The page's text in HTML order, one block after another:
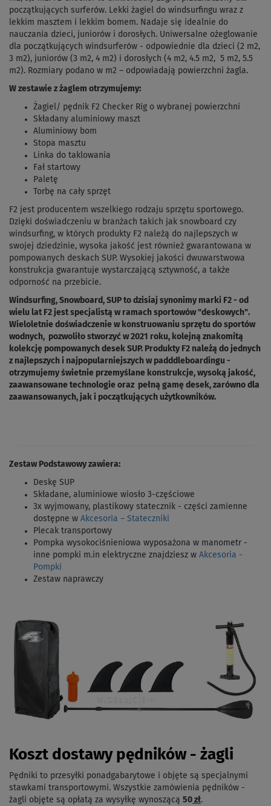
początkujących surferów. Lekki żagiel do windsurfingu wraz z
lekkim masztem i lekkim bomem. Nadaje się idealnie do
nauczania dzieci, juniorów i dorosłych. Uniwersalne ożeglowanie
dla początkujących windsurferów - odpowiednie dla dzieci (2 m2,
3 m2), juniorów (3 m2, 4 m2) i dorosłych (4 m2, 4.5 m2, 5 m2, 5.5
m2). Rozmiary podano w m2 – odpowiadają powierzchni żagla.
W zestawie z żaglem otrzymujemy:
Żagiel/ pędnik F2 Checker Rig o wybranej powierzchni
Składany aluminiowy maszt
Aluminiowy bom
Stopa masztu
Linka do taklowania
Fał startowy
Paletę
Torbę na cały sprzęt
F2 jest producentem wszelkiego rodzaju sprzętu sportowego.
Dzięki doświadczeniu w branżach takich jak snowboard czy
windsurfing, w których produkty F2 należą do najlepszych w
swojej dziedzinie, wysoka jakość jest również gwarantowana w
pompowanych deskach SUP. Wysokiej jakości dwuwarstwowa
konstrukcja gwarantuje wystarczającą sztywność, a także
odporność na przebicie.
Windsurfing, Snowboard, SUP to dzisiaj synonimy marki F2 - od
wielu lat F2 jest specjalistą w ramach sportowów "deskowych".
Wieloletnie doświadczenie w konstruowaniu sprzętu do sportów
wodnych, pozwoliło stworzyć w 2021 roku, kolejną znakomitą
kolekcję pompowanych desek SUP. Produkty F2 należą do jednych
z najlepszych i najpopularniejszych w padddleboardingu -
otrzymujemy świetnie przemyślane konstrukcje, wysoką jakość,
zaawansowane technologie oraz pełną gamę desek, zarówno dla
zaawansowanych, jak i początkujących użytkowników.
Zestaw Podstawowy zawiera:
Deskę SUP
Składane, aluminiowe wiosło 3-częściowe
3x wyjmowany, plastikowy statecznik - części zamienne
dostępne w Akcesoria – Stateczniki
Plecak transportowy
Pompka wysokociśnieniowa wyposażona w manometr -
inne pompki m.in elektryczne znajdziesz w Akcesoria -
Pompki
Zestaw naprawczy
Koszt dostawy pędników - żagli
Pędniki to przesyłki ponadgabarytowe i objęte są specjalnymi
stawkami transportowymi. Wszystkie zamówienia pędników -
żagli objęte są opłatą za wysyłkę wynoszącą 50 zł.